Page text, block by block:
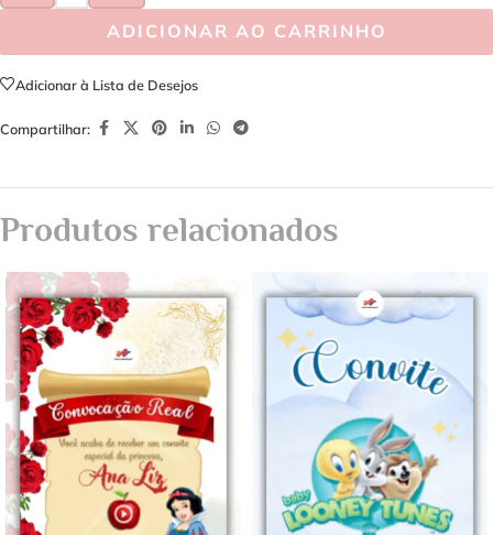
ADICIONAR AO CARRINHO
Adicionar à Lista de Desejos
Compartilhar:
Produtos relacionados